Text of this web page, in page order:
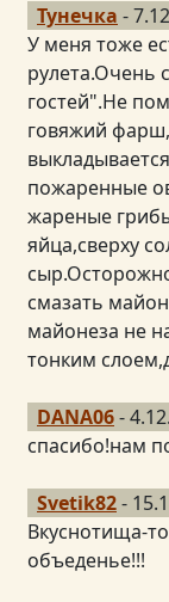
Тунечка -
У меня тоже
рулета.Очень
гостей".Не
говяжий
пожаренные
жареные
яйца,сверху
смазать
майонеза не
тонким
DANA06-
спасибо!нам
Svetik82-
Вкуснотища-
объеденье!!!